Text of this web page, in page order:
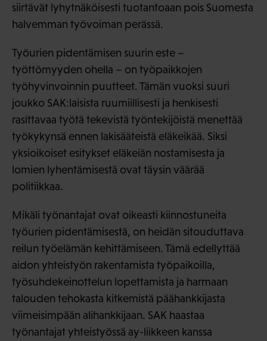
siirtävät lyhytnäköisesti tuotantoaan pois Suomesta
halvemman työvoiman perässä.
Työurien pidentämisen suurin este –
työttömyyden ohella – on työpaikkojen
työhyvinvoinnin puutteet. Tämän vuoksi suuri
joukko SAK:laisista ruumiillisesti ja henkisesti
rasittavaa työtä tekevistä työntekijöistä menettää
työkykynsä ennen lakisääteistä eläkeikää. Siksi
yksioikoiset esitykset eläkeiän nostamisesta ja
lomien lyhentämisestä ovat täysin väärää
politiikkaa.
Mikäli työnantajat ovat oikeasti kiinnostuneita
työurien pidentämisestä, on heidän sitouduttava
reilun työelämän kehittämiseen. Tämä edellyttää
aidon yhteistyön rakentamista työpaikoilla,
työsuhdekeinottelun lopettamista ja harmaan
talouden tehokasta kitkemistä päähankkijasta
viimeisimpään alihankkijaan. SAK haastaa
työnantajat yhteistyössä ay-liikkeen kanssa